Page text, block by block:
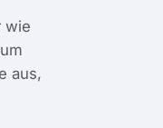
wie
aus,